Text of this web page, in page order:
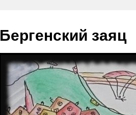
содержимому
Бергенский заяц